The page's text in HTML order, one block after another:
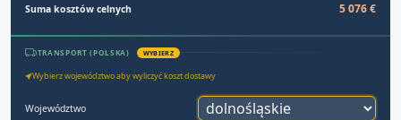
Suma kosztów celnych 5 076 €
TRANSPORT (POLSKA) WYBIERZ
Wybierz województwo aby wyliczyć koszt dostawy
Województwo